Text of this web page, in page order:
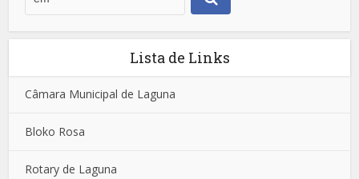
Lista de Links
Câmara Municipal de Laguna
Bloko Rosa
Rotary de Laguna